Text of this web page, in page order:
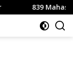
Mahasiswa